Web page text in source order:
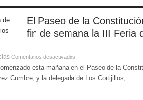
El Paseo de la
fin de semana la III Feria
Comentarios desactivados
esta mañana en el Paseo de la
Cumbre, y la delegada de Los Cortijillos,...